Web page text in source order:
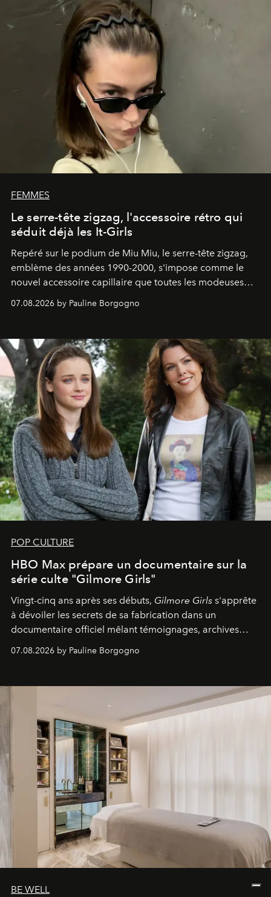
FEMMES
Le serre-tête zigzag, l'accessoire rétro qui
séduit déjà les It-Girls
Repéré sur le podium de Miu Miu, le serre-tête zigzag,
emblème des années 1990-2000, s'impose comme le
nouvel accessoire capillaire que toutes les modeuses
s'arrachent déjà.
07.08.2026 by Pauline Borgogno
POP CULTURE
HBO Max prépare un documentaire sur la
série culte "Gilmore Girls"
Vingt-cinq ans après ses débuts, Gilmore Girls s'apprête
à dévoiler les secrets de sa fabrication dans un
documentaire officiel mêlant témoignages, archives
inédites et plongée dans les coulisses d'un phénomène
générationnel.
07.08.2026 by Pauline Borgogno
BE WELL